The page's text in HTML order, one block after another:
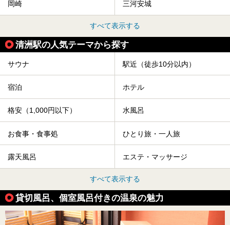
岡崎 三河安城
すべて表示する
清洲駅の人気テーマから探す
サウナ 駅近（徒歩10分以内）
宿泊 ホテル
格安（1,000円以下） 水風呂
お食事・食事処 ひとり旅・一人旅
露天風呂 エステ・マッサージ
すべて表示する
貸切風呂、個室風呂付きの温泉の魅力